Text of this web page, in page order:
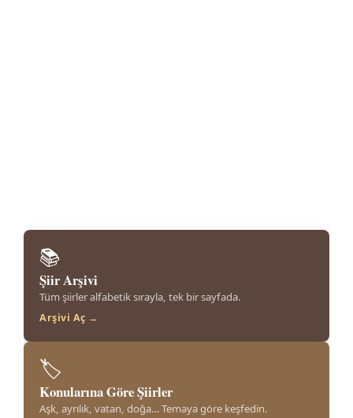
📚
Şiir Arşivi
Tüm şiirler alfabetik sırayla, tek bir sayfada.
Arşivi Aç →
🏷️
Konularına Göre Şiirler
Aşk, ayrılık, vatan, doğa… Temaya göre keşfedin.